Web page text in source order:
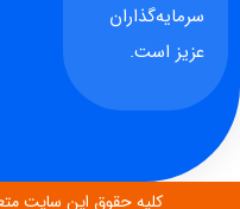
سرمایه‌گذاران
عزیز است.
کلیه حقوق این سایت